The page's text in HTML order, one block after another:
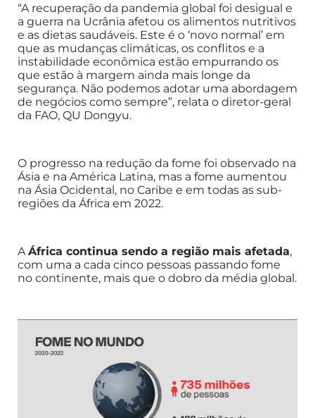
“A recuperação da pandemia global foi desigual e
a guerra na Ucrânia afetou os alimentos nutritivos
e as dietas saudáveis. Este é o ‘novo normal’ em
que as mudanças climáticas, os conflitos e a
instabilidade econômica estão empurrando os
que estão à margem ainda mais longe da
segurança. Não podemos adotar uma abordagem
de negócios como sempre”, relata o diretor-geral
da FAO, QU Dongyu.
O progresso na redução da fome foi observado na
Ásia e na América Latina, mas a fome aumentou
na Ásia Ocidental, no Caribe e em todas as sub-
regiões da África em 2022.
A África continua sendo a região mais afetada,
com uma a cada cinco pessoas passando fome
no continente, mais que o dobro da média global.